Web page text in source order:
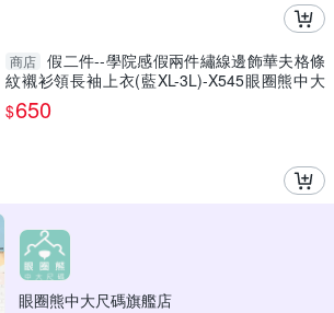
商店 假二件--學院感假兩件繡線邊飾華夫格條
紋襯衫領長袖上衣(藍XL-3L)-X545眼圈熊中大
尺碼
$650
眼圈熊中大尺碼旗艦店